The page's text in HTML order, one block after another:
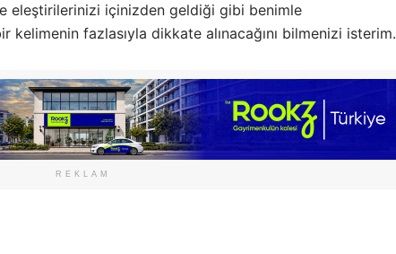
eleştirilerinizi içinizden geldiği gibi benimle
fazlasıyla dikkate alınacağını bilmenizi isterim.
REKLAM